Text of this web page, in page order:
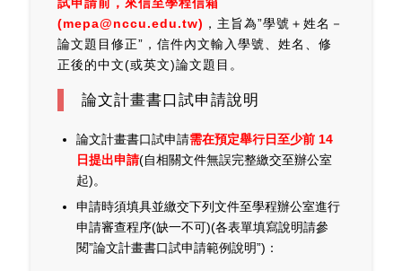
(mepa@nccu.edu.tw) ，主旨為”學號＋姓名－
論文題目修正”，信件內文輸入學號、姓名、修
正後的中文(或英文)論文題目。
論文計畫書口試申請說明
論文計畫書口試申請需在預定舉行日至少前 14
日提出申請(自相關文件無誤完整繳交至辦公室
起)。
申請時須填具並繳交下列文件至學程辦公室進行
申請審查程序(缺一不可)(各表單填寫說明請參
閱”論文計畫書口試申請範例說明”)：